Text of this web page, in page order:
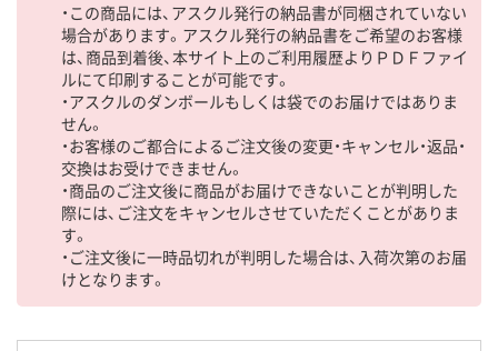
・この商品には、アスクル発行の納品書が同梱されていない
場合があります。アスクル発行の納品書をご希望のお客様
は、商品到着後、本サイト上のご利用履歴よりＰＤＦファイ
ルにて印刷することが可能です。
・アスクルのダンボールもしくは袋でのお届けではありま
せん。
・お客様のご都合によるご注文後の変更・キャンセル・返品・
交換はお受けできません。
・商品のご注文後に商品がお届けできないことが判明した
際には、ご注文をキャンセルさせていただくことがありま
す。
・ご注文後に一時品切れが判明した場合は、入荷次第のお届
けとなります。